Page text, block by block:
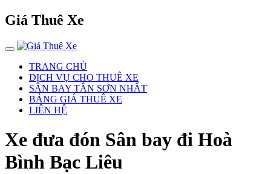
Giá Thuê Xe
TRANG CHỦ
DỊCH VỤ CHO THUÊ XE
SÂN BAY TÂN SƠN NHẤT
BẢNG GIÁ THUÊ XE
LIÊN HỆ
Xe đưa đón Sân bay đi Hoà
Bình Bạc Liêu